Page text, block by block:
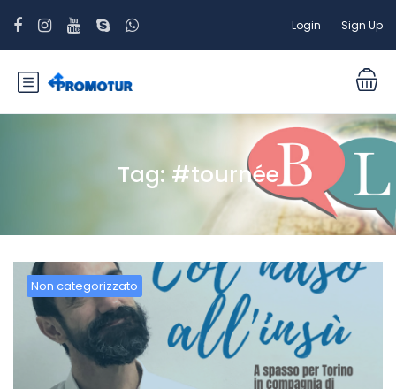
Login Sign Up
Tag: #tournée
Non categorizzato